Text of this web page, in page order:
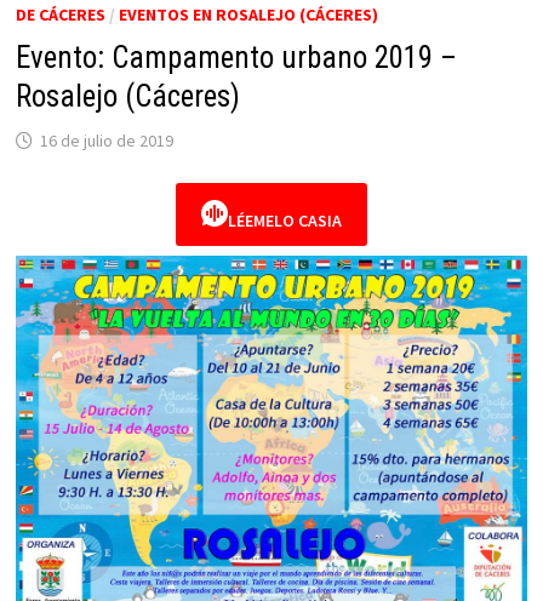
DE CÁCERES / EVENTOS EN ROSALEJO (CÁCERES)
Evento: Campamento urbano 2019 –
Rosalejo (Cáceres)
16 de julio de 2019
LÉEMELO CASIA